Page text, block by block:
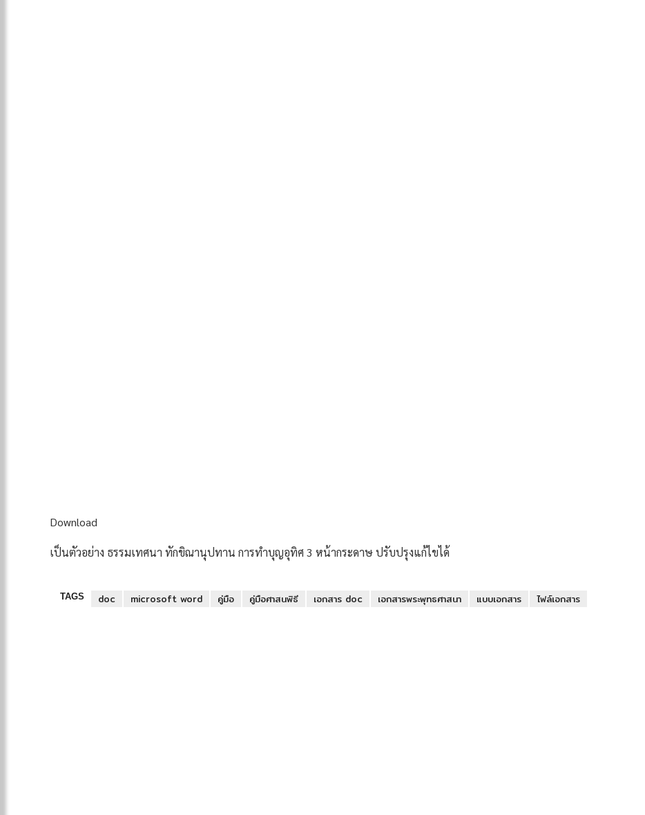
Download
เป็นตัวอย่าง ธรรมเทศนา ทักขิณานุปทาน การทำบุญอุทิศ 3 หน้ากระดาษ ปรับปรุงแก้ไขได้
TAGS doc microsoft word คู่มือ คู่มือศาสนพิธี เอกสาร doc เอกสารพระพุทธศาสนา แบบเอกสาร ไฟล์เอกสาร